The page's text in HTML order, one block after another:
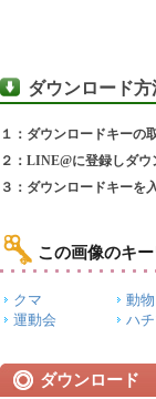
ダウンロード方
１：ダウンロードキーの
２：LINE@に登録しダ
３：ダウンロードキーを
この画像のキ
クマ 動物
運動会
ハ
ダウンロード